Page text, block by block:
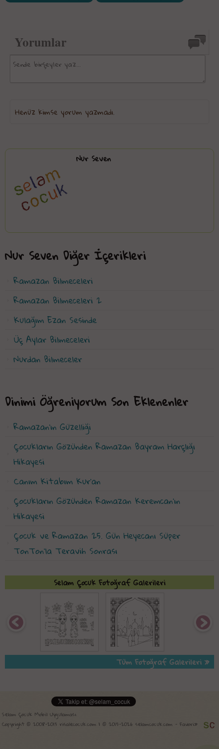
Yorumlar
Henüz kimse yorum yazmadı.
Nur Seven
Nur Seven Diğer İçerikleri
Ramazan Bilmeceleri
Ramazan Bilmeceleri 2
Kulağım Ezan Sesinde
Üç Aylar Bilmeceleri
Nurdan Bilmeceler
Dinimi Öğreniyorum Son Eklenenler
Ramazan’ın Güzelliği
Çocukların Gözünden Ramazan Bayram Harçlığı
Hikayesi
Canım Kitabım Kur'an
Çocukların Gözünden Ramazan Keremcan'ın
Hikayesi
Çocuk ve Ramazan 25. Gün Heyecanı Süper
TonTon'la Teravih Sonrası
Selam Çocuk Fotoğraf Galerileri
Tüm Fotoğraf Galerileri »
Selam Çocuk Mobil Uygulaması
Copyright © 2008-2015 risalecocuk.com | © 2015-2026 selamcocuk.com - Favori»